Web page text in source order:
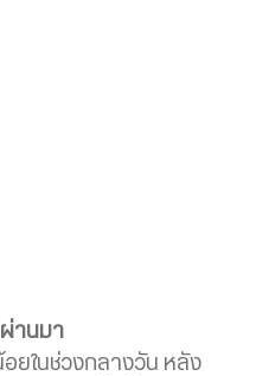
านมา
ยในช่วงกลางวัน หลัง